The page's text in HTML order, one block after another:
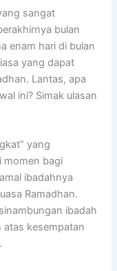
sangat
enam hari di bulan
yang dapat
Lantas, apa
ini? Simak ulasan
yang
momen bagi
ibadahnya
Ramadhan.
ibadah
atas kesempatan